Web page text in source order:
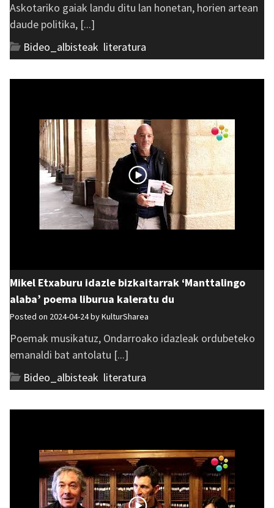
Askotariko gaiak landu ditu lan honetan, horien artean
daude politika, [...]
Bideo_albisteak literatura
Mikel Etxaburu idazle bizkaitarrak ‘Manttalingo
alaba’ poema liburua kaleratu du
Posted on 2024-04-24 byKulturSharea
Poemak musikatuz, Ondarroako idazleak ordubeteko
emanaldi bat antolatu [...]
Bideo_albisteak literatura